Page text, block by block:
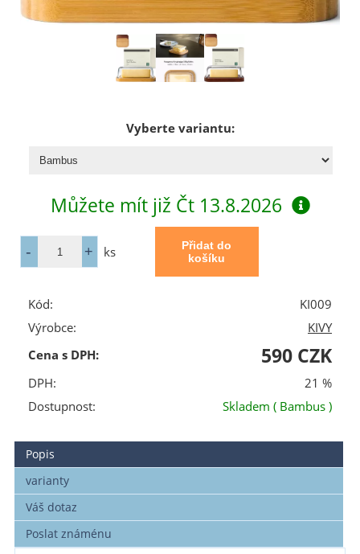
Vyberte variantu:
Můžete mít již Čt 13.8.2026
ks
Kód:
KI009
Výrobce:
KIVY
Cena s DPH:
590 CZK
DPH:
21 %
Dostupnost:
Skladem ( Bambus )
Popis
varianty
Váš dotaz
Poslat známénu